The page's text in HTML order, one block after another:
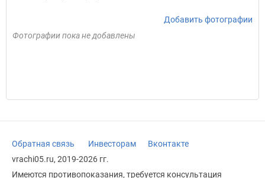
Добавить фотографии
Фотографии пока не добавлены
Обратная связь Инвесторам
Вконтакте
vrachi05.ru, 2019-2026 гг.
Имеются противопоказания, требуется консультация